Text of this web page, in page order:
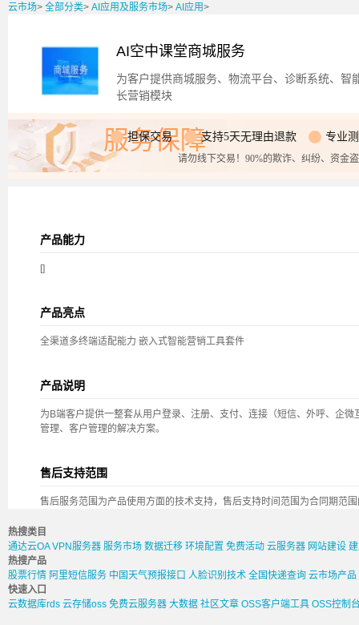
云市场> 全部分类> AI应用及服务市场> AI应用>
AI空中课堂商城服务
为客户提供商城服务、物流平台、诊断系统、
长营销模块
服务保障
担保交易 支持5天无理由退款 专业
请勿线下交易！90%的欺诈、纠纷、资金
产品能力
[]
产品亮点
全渠道多终端适配能力 嵌入式智能营销工具套件
产品说明
为B端客户提供一整套从用户登录、注册、支付、连接（短信、外呼、企
管理、客户管理的解决方案。
售后支持范围
售后服务范围为产品使用方面的技术支持，售后支持时间范围为合同期范
热搜类目
通达云OA VPN服务器 服务市场 数据迁移 环境配置 免费活动 云服务器 网站建设
热搜产品
股票行情 阿里短信服务 中国天气预报接口 人脸识别技术 全国快递查询 云市场产品
快速入口
云数据库rds 云存储oss 免费云服务器 大数据 社区文章 OSS客户端工具 OSS控制